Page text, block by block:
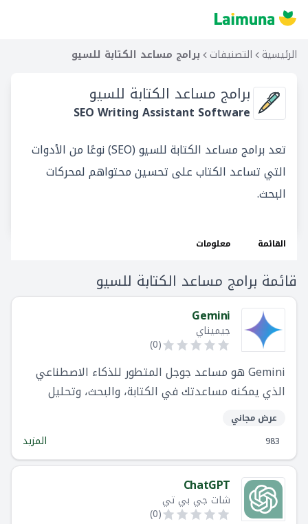
الرئيسية التصنيفات برامج مساعد الكتابة للسيو
برامج مساعد الكتابة للسيو
SEO Writing Assistant Software
تعد برامج مساعد الكتابة للسيو (SEO) نوعًا من الأدوات
التي تساعد الكتاب على تحسين محتواهم لمحركات
البحث.
القائمة معلومات
قائمة برامج مساعد الكتابة للسيو
Gemini
جيميناي
(
0
)
Gemini هو مساعد جوجل المتطور للذكاء الاصطناعي
الذي يمكنه مساعدتك في الكتابة، والبحث، وتحليل
البيانات، والمشاريع الإبداعية، والمزيد—عبر النصوص،
والصور، والصوت، والفيديو. لقد صُمم لكل من المبتدئين
والمحترفين، مما يجعل المهام اليومية أسهل وأكثر
كفاءة من خلال قدرات الذكاء الاصطناعي القوية.
عرض مجاني
983
المزيد
ChatGPT
شات جي بي تي
(
0
)